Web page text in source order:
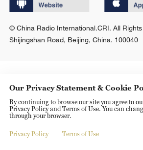
© China Radio International.CRI. All
Shijingshan Road, Beijing, China. 100040
Our Privacy Statement & Cookie
By continuing to browse our site you agree to
Privacy Policy and Terms of Use. You can
through your browser.
Privacy Policy Terms of Use